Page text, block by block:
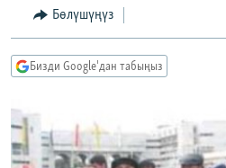
ЭКОНОМИКА
БОРБОР АЗИЯ
АТАЙЫН ИЛИКТӨӨ
БҮГҮН АЗАТТЫКТА
ЭКСПЕРТТЕР ТАЛДАЙТ
БИЗ ЖАНА ДҮЙНӨ
ПОДКАСТ
ӨЗГӨЧӨ ПИКИР
Русский
Бөлүшүңүз
Бизди Google'дан табыңыз